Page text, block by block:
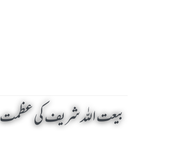
بیعت اللہ شریف کی عظمت